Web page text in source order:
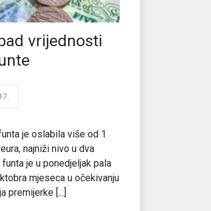
vrijednosti
je oslabila više od 1
najniži nivo u dva
je u ponedjeljak pala
mjeseca u očekivanju
premijerke [...]